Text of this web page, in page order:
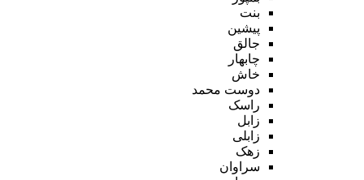
بنت
پیشین
جالق
چابهار
خاش
دوست محمد
راسک
زابل
زابلی
زهک
سراوان